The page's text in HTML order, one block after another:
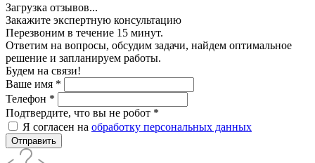
Загрузка отзывов...
Закажите экспертную консультацию
Перезвоним в течение 15 минут.
Ответим на вопросы, обсудим задачи, найдем оптимальное
решение и запланируем работы.
Будем на связи!
Ваше имя *
Телефон *
Подтвердите, что вы не робот *
Я согласен на обработку персональных данных
Отправить